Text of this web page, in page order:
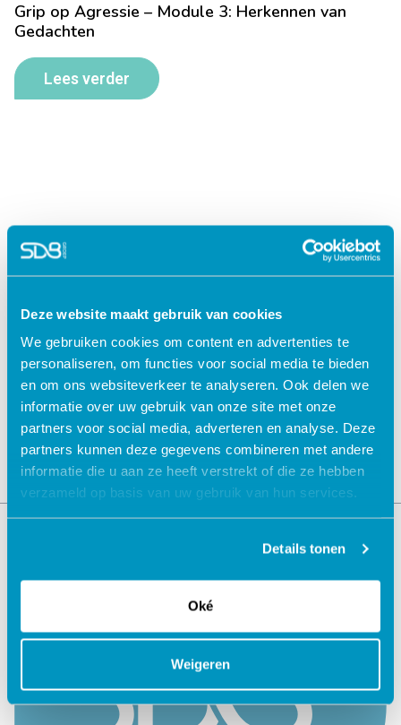
Deze website maakt gebruik van cookies
We gebruiken cookies om content en advertenties te
personaliseren, om functies voor social media te bieden
en om ons websiteverkeer te analyseren. Ook delen we
informatie over uw gebruik van onze site met onze
partners voor social media, adverteren en analyse. Deze
partners kunnen deze gegevens combineren met andere
informatie die u aan ze heeft verstrekt of die ze hebben
verzameld op basis van uw gebruik van hun services.
Details tonen
Oké
Weigeren
Grip op Agressie – Module 3: Herkennen van
Gedachten
Lees verder
Jouw data veilig in de cloud